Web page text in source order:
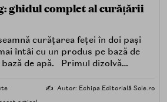
ghidul complet al curățării
curățarea feței în doi pași
întâi cu un produs pe bază de
bază de apă. Primul dizolvă
impuritățile solubile în
✍️ Autor: Echipa Editorială Sole.ro